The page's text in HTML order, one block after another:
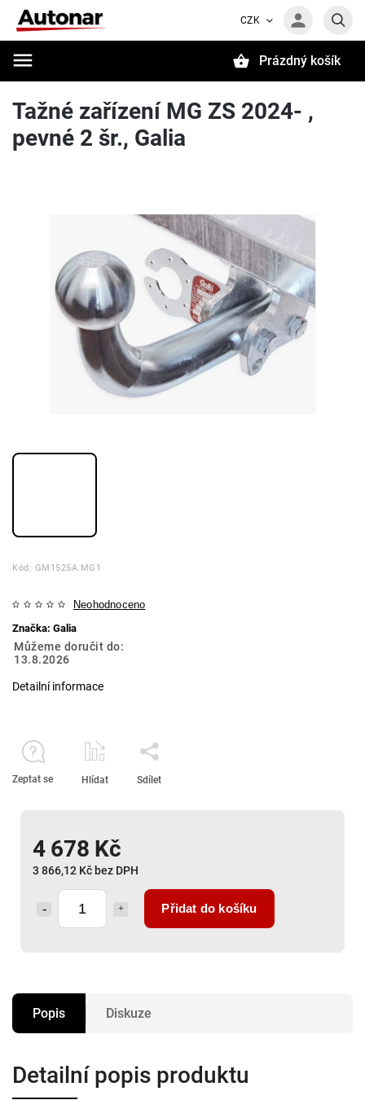
CZK
Prázdný košík
Tažné zařízení MG ZS 2024- ,
pevné 2 šr., Galia
Kód: GM1525A.MG1
Neohodnoceno
Značka: Galia
4 678 Kč
3 866,12 Kč bez DPH
Přidat do košíku
Můžeme doručit do:
13.8.2026
Detailní informace
Zeptat se Hlídat Sdílet
Popis Diskuze
Detailní popis produktu